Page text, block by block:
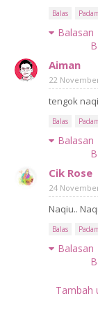
Balas
Balasan
Aiman
22
tengok
Balas
Balasan
Cik Rose
24
Naqiu..
Balas
Balasan
Tambah